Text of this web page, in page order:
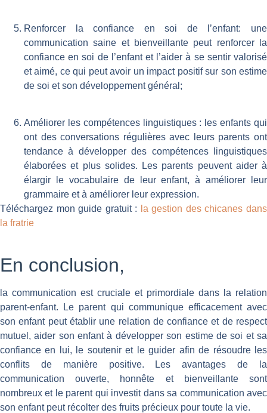
Renforcer la confiance en soi de l’enfant: une
communication saine et bienveillante peut renforcer la
confiance en soi de l’enfant et l’aider à se sentir valorisé
et aimé, ce qui peut avoir un impact positif sur son estime
de soi et son développement général;
Améliorer les compétences linguistiques : les enfants qui
ont des conversations régulières avec leurs parents ont
tendance à développer des compétences linguistiques
élaborées et plus solides. Les parents peuvent aider à
élargir le vocabulaire de leur enfant, à améliorer leur
grammaire et à améliorer leur expression.
Téléchargez mon guide gratuit : la gestion des chicanes dans
la fratrie
En conclusion,
la communication est cruciale et primordiale dans la relation
parent-enfant. Le parent qui communique efficacement avec
son enfant peut établir une relation de confiance et de respect
mutuel, aider son enfant à développer son estime de soi et sa
confiance en lui, le soutenir et le guider afin de résoudre les
conflits de manière positive. Les avantages de la
communication ouverte, honnête et bienveillante sont
nombreux et le parent qui investit dans sa communication avec
son enfant peut récolter des fruits précieux pour toute la vie.